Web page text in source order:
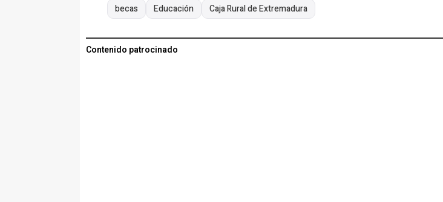
becas Educación Caja Rural de Extremadura
Contenido patrocinado